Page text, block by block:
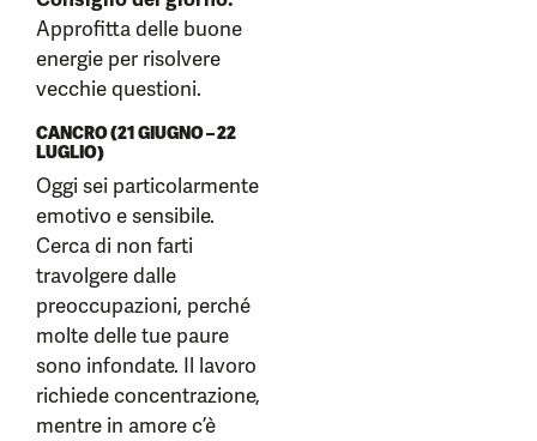
Approfitta delle buone
energie per risolvere
vecchie questioni.
CANCRO (21 GIUGNO – 22
LUGLIO)
Oggi sei particolarmente
emotivo e sensibile.
Cerca di non farti
travolgere dalle
preoccupazioni, perché
molte delle tue paure
sono infondate. Il lavoro
richiede concentrazione,
mentre in amore c’è